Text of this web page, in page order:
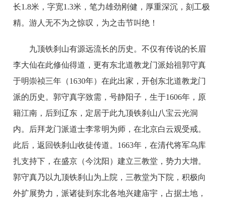
长1.8米，字宽1.3米，笔力雄劲刚健，厚重深沉，刻工极
精。游人无不为之惊叹，为之击节叫绝！
九顶铁刹山有源远流长的历史。不仅有传说的长眉
李大仙在此修仙得道，更有东北道教龙门派始祖郭守真
于明崇祯三年（1630年）在此出家，开创东北道教龙门
派的历史。郭守真字致需，号静阳子，生于1606年，原
籍江南，后到辽东，定居于此九顶铁刹山八宝云光洞
内。后拜龙门派道士李常明为师，在北京白云观受戒。
此后，返回铁刹山收徒传道。 1663年，在清代将军乌库
扎支持下，在盛京（今沈阳）建立三教堂，势力大增。
郭守真乃以九顶铁刹山为上院，三教堂为下院，积极向
外扩展势力，派诸徒到东北各地兴建庙宇，占据土地，